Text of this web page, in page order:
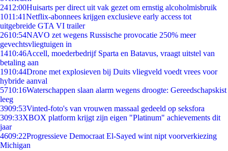
2412:00Huisarts per direct uit vak gezet om ernstig alcoholmisbruik
1011:41Netflix-abonnees krijgen exclusieve early access tot
uitgebreide GTA VI trailer
2610:54NAVO zet wegens Russische provocatie 250% meer
gevechtsvliegtuigen in
1410:46Accell, moederbedrijf Sparta en Batavus, vraagt uitstel van
betaling aan
1910:44Drone met explosieven bij Duits vliegveld voedt vrees voor
hybride aanval
5710:16Waterschappen slaan alarm wegens droogte: Gereedschapskist
leeg
3909:53Vinted-foto's van vrouwen massaal gedeeld op seksfora
309:33XBOX platform krijgt zijn eigen "Platinum" achievements dit
jaar
4609:22Progressieve Democraat El-Sayed wint nipt voorverkiezing
Michigan